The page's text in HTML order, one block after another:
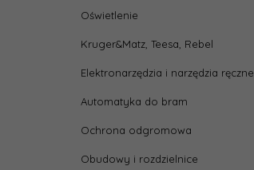
Oświetlenie
Kruger&Matz, Teesa, Rebel
Elektronarzędzia i narzędzia ręczne
Automatyka do bram
Ochrona odgromowa
Obudowy i rozdzielnice